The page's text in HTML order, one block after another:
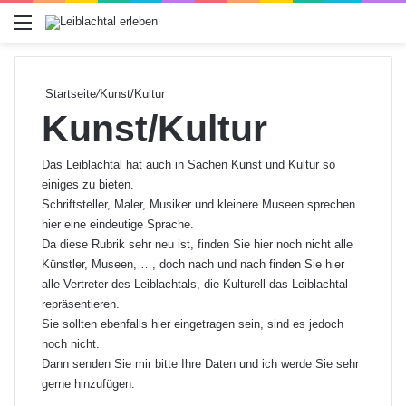
Menü
Startseite/Kunst/Kultur
Kunst/Kultur
Das Leiblachtal hat auch in Sachen Kunst und Kultur so
einiges zu bieten.
Schriftsteller, Maler, Musiker und kleinere Museen sprechen
hier eine eindeutige Sprache.
Da diese Rubrik sehr neu ist, finden Sie hier noch nicht alle
Künstler, Museen, …, doch nach und nach finden Sie hier
alle Vertreter des Leiblachtals, die Kulturell das Leiblachtal
repräsentieren.
Sie sollten ebenfalls hier eingetragen sein, sind es jedoch
noch nicht.
Dann senden Sie mir bitte Ihre Daten und ich werde Sie sehr
gerne hinzufügen.